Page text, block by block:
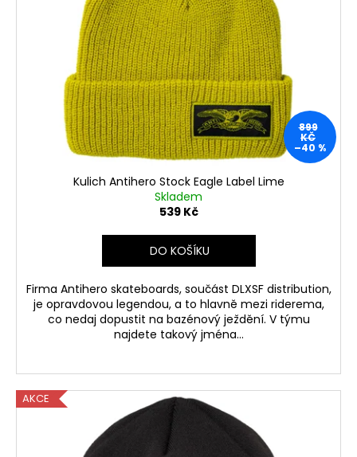
899
KČ
–40 %
Kulich Antihero Stock Eagle Label Lime
Skladem
539 Kč
DO KOŠÍKU
Firma Antihero skateboards, součást DLXSF distribution,
je opravdovou legendou, a to hlavně mezi riderema,
co nedaj dopustit na bazénový ježdění. V týmu
najdete takový jména...
AKCE